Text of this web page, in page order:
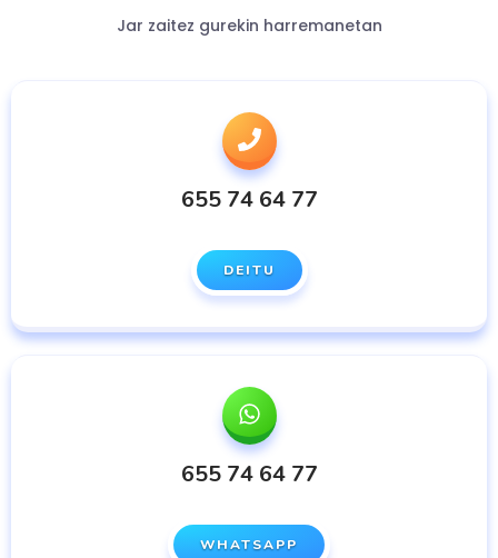
Jar zaitez gurekin harremanetan
655 74 64 77
DEITU
655 74 64 77
WHATSAPP